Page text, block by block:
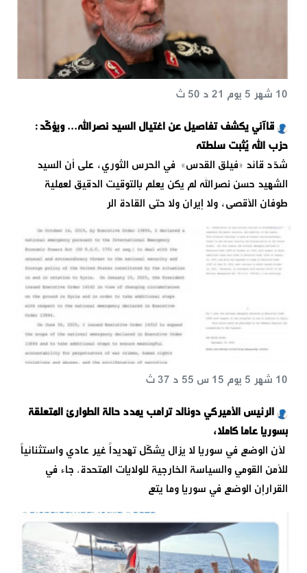
قاآني يكشف تفاصيل عن اغتيال السيد نصرالله... ويؤكّد:
حزب الله يُثبت سلطته
10 شهر 5 يوم 21 د 50 ث
شدّد قائد «فيلق القدس» في الحرس الثوري، على أن السيد
الشهيد حسن نصرالله لم يكن يعلم بالتوقيت الدقيق لعملية
طوفان الأقصى، ولا إيران ولا حتى القادة الر
الرئيس الأميركي دونالد ترامب يمدد حالة الطوارئ المتعلقة
بسوريا عاما كاملا،
10 شهر 5 يوم 15 س 55 د 37 ث
لأن الوضع في سوريا لا يزال يشكّل تهديداً غير عادي واستثنائياً
للأمن القومي والسياسة الخارجية للولايات المتحدة. جاء في
القرارإن الوضع في سوريا وما يتع